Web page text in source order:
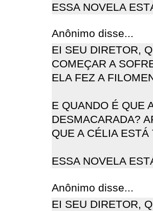
ESSA NOVELA
Anônimo disse...
EI SEU DIRETOR,
COMEÇAR A
ELA FEZ A
E QUANDO É QUE
DESMACARADA?
QUE A CÉLIA
ESSA NOVELA
Anônimo disse...
EI SEU DIRETOR,